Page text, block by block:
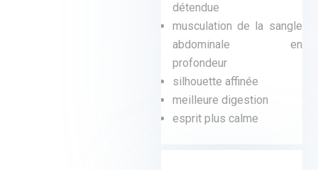
détendue
musculation de la sangle
abdominale en
profondeur
silhouette affinée
meilleure digestion
esprit plus calme